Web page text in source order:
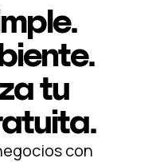
tu
con